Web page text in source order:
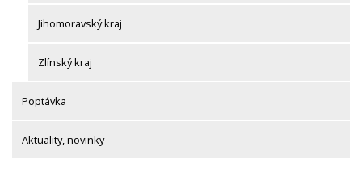
Jihomoravský kraj
Zlínský kraj
Poptávka
Aktuality, novinky